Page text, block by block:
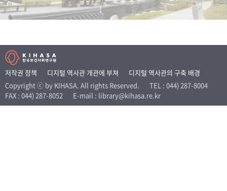
VR 역사관
저작권 정책 디지털 역사관 개관에 부쳐
디지털 역사관의 구축 배경
Copyright ⓒ by KIHASA. All rights Reserved.
TEL : 044) 287-8004
FAX : 044) 287-8052
E-mail : library@kihasa.re.kr